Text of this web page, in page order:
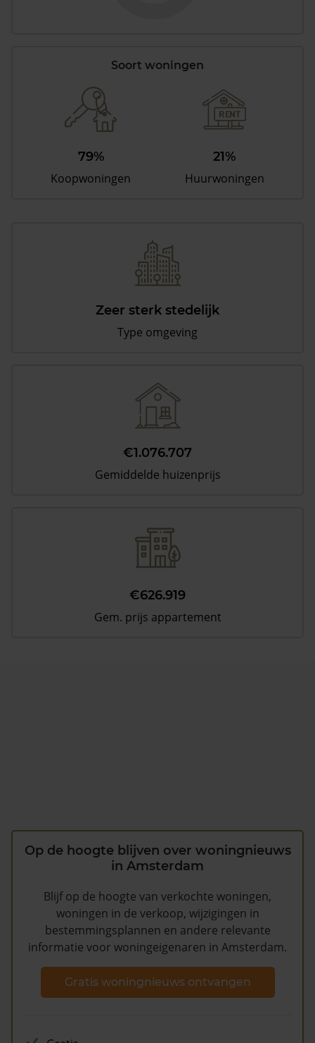
Soort woningen
79%
Koopwoningen
21%
Huurwoningen
Zeer sterk stedelijk
Type omgeving
€1.076.707
Gemiddelde huizenprijs
€626.919
Gem. prijs appartement
Op de hoogte blijven over woningnieuws
in Amsterdam
Blijf op de hoogte van verkochte woningen,
woningen in de verkoop, wijzigingen in
bestemmingsplannen en andere relevante
informatie voor woningeigenaren in Amsterdam.
Gratis woningnieuws ontvangen